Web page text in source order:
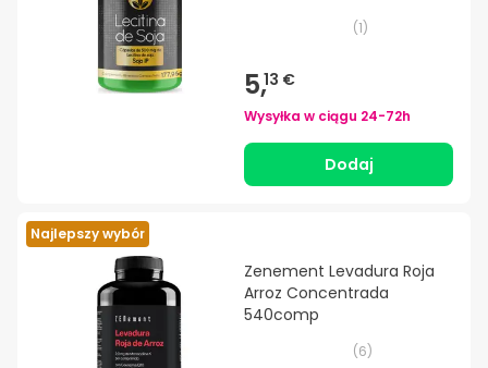
(1)
5,13 €
Wysyłka w ciągu 24-72h
Dodaj
Najlepszy wybór
Zenement Levadura Roja
Arroz Concentrada
540comp
(6)